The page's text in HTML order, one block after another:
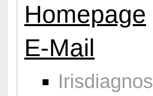
Homepage
E-Mail